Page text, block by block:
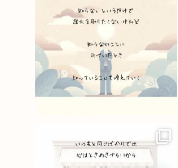
o
C
h
a
n
n